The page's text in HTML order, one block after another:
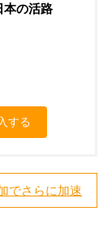
本の活路
する
でさらに加速